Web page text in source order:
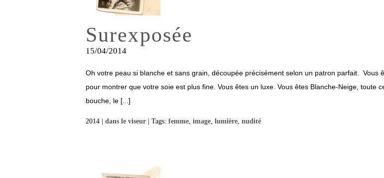
Surexposée
15/04/2014
Oh votre peau si blanche et sans grain, découpée précisément selon un patron parfait. Vous
pour montrer que votre soie est plus fine. Vous êtes un luxe. Vous êtes Blanche-Neige, toute
bouche, le [...]
2014 | dans le viseur | Tags: femme, image, lumière, nudité